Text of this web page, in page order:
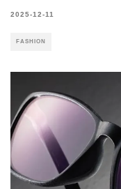
2025-12-11
FASHION